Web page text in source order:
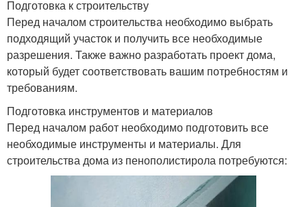
Подготовка к строительству
Перед началом строительства необходимо выбрать
подходящий участок и получить все необходимые
разрешения. Также важно разработать проект дома,
который будет соответствовать вашим потребностям и
требованиям.
Подготовка инструментов и материалов
Перед началом работ необходимо подготовить все
необходимые инструменты и материалы. Для
строительства дома из пенополистирола потребуются: